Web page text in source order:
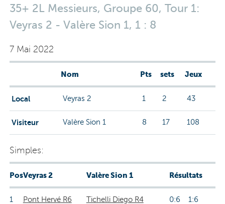
35+ 2L Messieurs, Groupe 60, Tour 1:
Veyras 2 - Valère Sion 1, 1 : 8
7 Mai 2022
Nom Pts sets Jeux
Local Veyras 2 1 2 43
Visiteur Valère Sion 1 8 17 108
Simples:
PosVeyras 2 Valère Sion 1 Résultats
1 Pont Hervé R6 Tichelli Diego R4 0:6 1:6